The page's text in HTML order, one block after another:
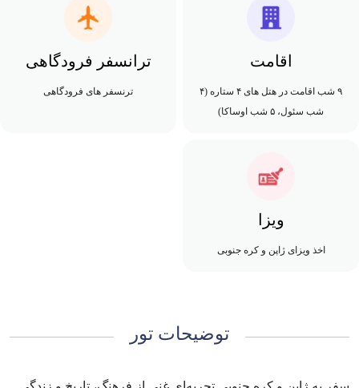
اقامت
۹ شب اقامت در هتل های ۴ ستاره (۴
شب سئول، ۵ شب اوساکا)
ترانسفر فرودگاهی
ترنسفر های فرودگاهی
ویزا
اخذ ویزای ژاپن و کره جنوبی
توضیحات تور